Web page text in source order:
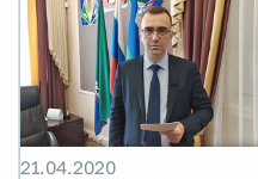
21.04.2020